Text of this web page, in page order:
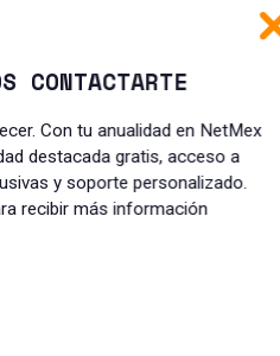
CONTACTARTE
Con tu anualidad en NetMex
destacada gratis, acceso a
y soporte personalizado.
recibir más información